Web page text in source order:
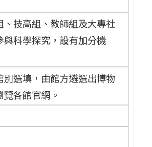
技高組、教師組及大專社
科學探究，設有加分機
選填，由館方遴選出博物
各館官網。